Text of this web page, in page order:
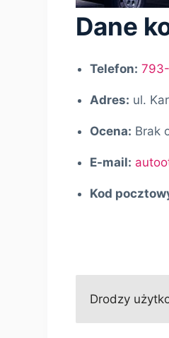
Dane
Telefon:
Adres: ul.
Ocena: Brak
E-mail:
Kod
Drodzy